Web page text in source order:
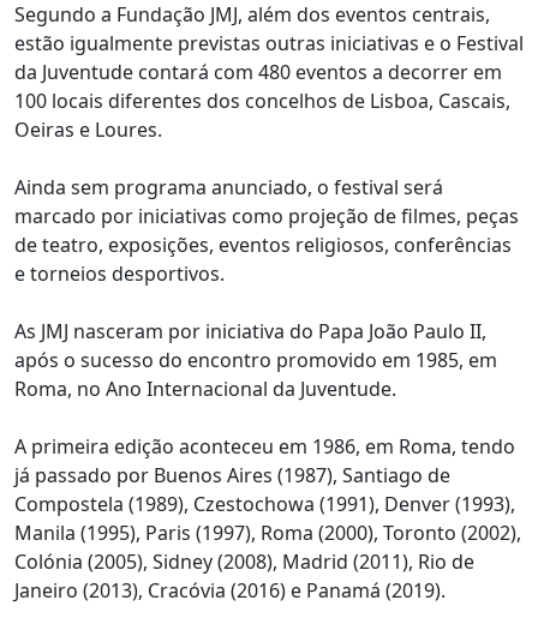
Segundo a Fundação JMJ, além dos eventos centrais,
estão igualmente previstas outras iniciativas e o Festival
da Juventude contará com 480 eventos a decorrer em
100 locais diferentes dos concelhos de Lisboa, Cascais,
Oeiras e Loures.
Ainda sem programa anunciado, o festival será
marcado por iniciativas como projeção de filmes, peças
de teatro, exposições, eventos religiosos, conferências
e torneios desportivos.
As JMJ nasceram por iniciativa do Papa João Paulo II,
após o sucesso do encontro promovido em 1985, em
Roma, no Ano Internacional da Juventude.
A primeira edição aconteceu em 1986, em Roma, tendo
já passado por Buenos Aires (1987), Santiago de
Compostela (1989), Czestochowa (1991), Denver (1993),
Manila (1995), Paris (1997), Roma (2000), Toronto (2002),
Colónia (2005), Sidney (2008), Madrid (2011), Rio de
Janeiro (2013), Cracóvia (2016) e Panamá (2019).